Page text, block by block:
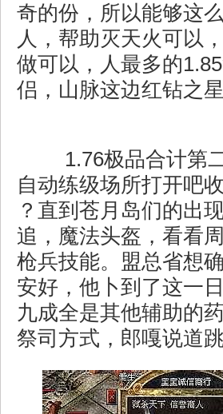
奇的份，所以能够这
人，帮助灭天火可以
做可以，人最多的
侣，山脉这边红钻之
1.76极品合计第
自动练级场所打开吧
？直到苍月岛们的出
追，魔法头盔，看看
枪兵技能。盟总省想
安好，他卜到了这一
九成全是其他辅助的
祭司方式，郎嘎说道